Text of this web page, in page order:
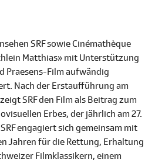
SRF sowie Cinémathèque
Matthias» mit Unterstützung
Praesens-Film aufwändig
Nach der Erstaufführung am
SRF den Film als Beitrag zum
Erbes, der jährlich am 27.
engagiert sich gemeinsam mit
Jahren für die Rettung, Erhaltung
Filmklassikern, einem